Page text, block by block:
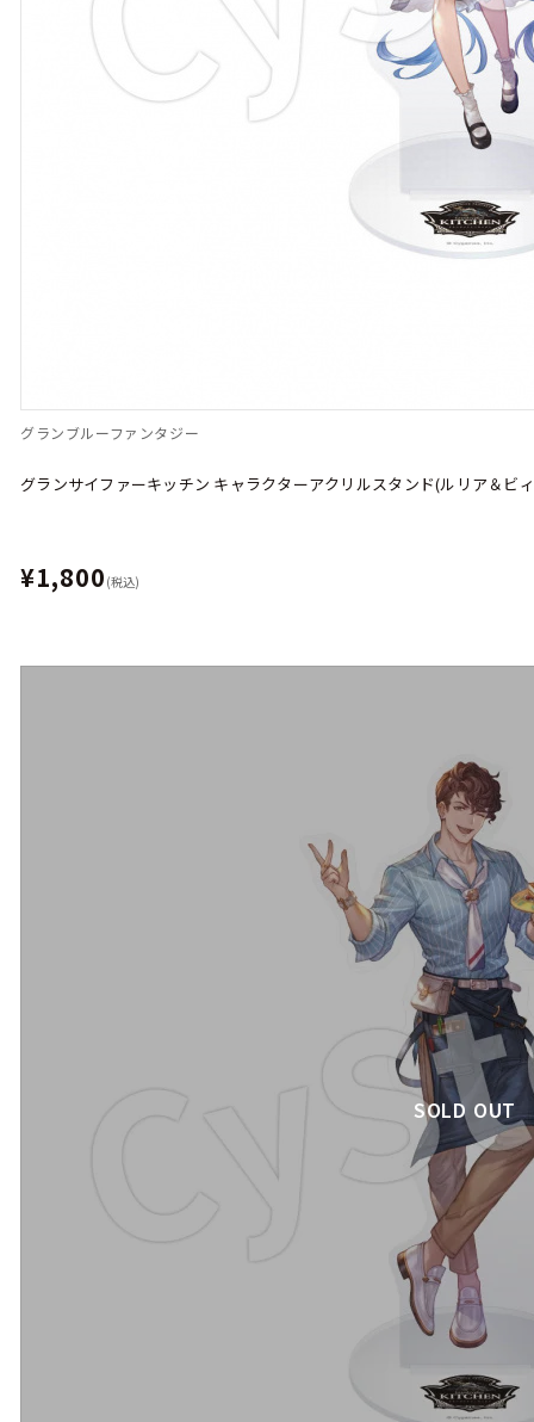
グランブルーファンタジー
グランサイファーキッチン キャラクターアクリルスタンド(ルリア＆ビ
¥1,800 (税込)
SOLD OUT